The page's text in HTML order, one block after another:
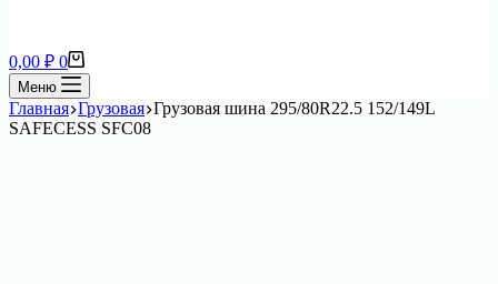
Корзина
0,00 ₽ 0
Меню
Главная Грузовая Грузовая шина 295/80R22.5 152/149L
SAFECESS SFC08